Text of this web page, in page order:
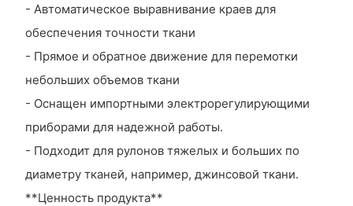
- Автоматическое выравнивание краев для
обеспечения точности ткани
- Прямое и обратное движение для перемотки
небольших объемов ткани
- Оснащен импортными электрорегулирующими
приборами для надежной работы.
- Подходит для рулонов тяжелых и больших по
диаметру тканей, например, джинсовой ткани.
**Ценность продукта**